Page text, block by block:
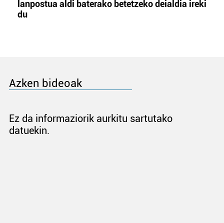
lanpostua aldi baterako betetzeko deialdia ireki
du
Azken bideoak
Ez da informaziorik aurkitu sartutako
datuekin.